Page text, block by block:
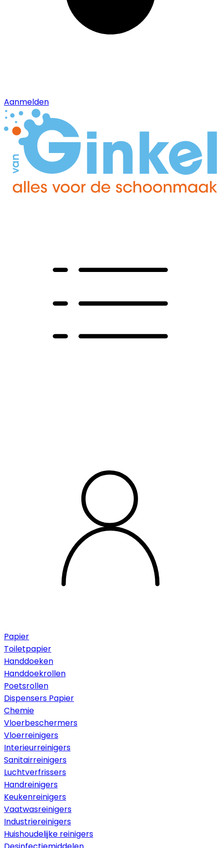
Aanmelden
Papier
Toiletpapier
Handdoeken
Handdoekrollen
Poetsrollen
Dispensers Papier
Chemie
Vloerbeschermers
Vloerreinigers
Interieurreinigers
Sanitairreinigers
Luchtverfrissers
Handreinigers
Keukenreinigers
Vaatwasreinigers
Industriereinigers
Huishoudelijke reinigers